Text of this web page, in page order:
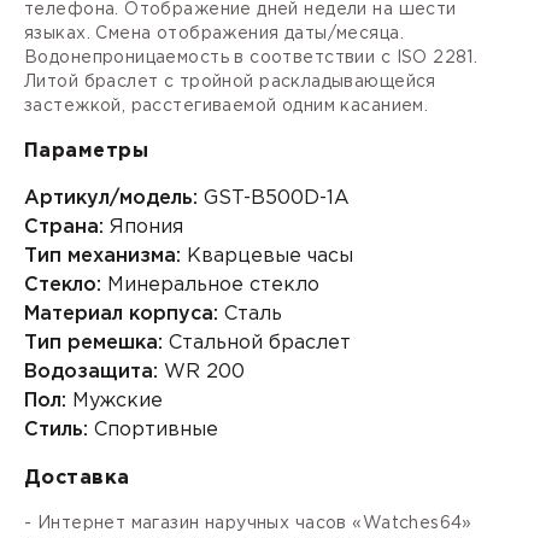
телефона. Отображение дней недели на шести
языках. Смена отображения даты/месяца.
Водонепроницаемость в соответствии с ISO 2281.
Литой браслет с тройнойраскладывающейся
застежкой,
расстегиваемой одним касанием.
Параметры
Артикул/модель: GST-B500D-1A
Страна: Япония
Тип механизма: Кварцевые часы
Стекло: Минеральное стекло
Материал корпуса: Сталь
Тип ремешка: Стальной браслет
Водозащита: WR 200
Пол: Мужские
Стиль: Спортивные
Доставка
- Интернет магазин наручных часов «Watches64»